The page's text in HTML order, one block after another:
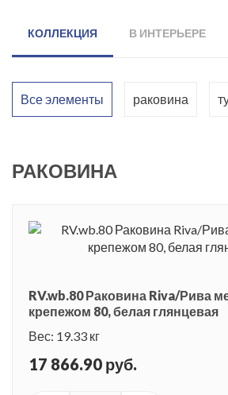
КОЛЛЕКЦИЯ В ИНТЕРЬЕРЕ
Все элементы раковина
РАКОВИНА
RV.wb.80 Раковина Riva/Рива
крепежом 80, белая глянцевая
Вес: 19.33 кг
17 866.90 руб.